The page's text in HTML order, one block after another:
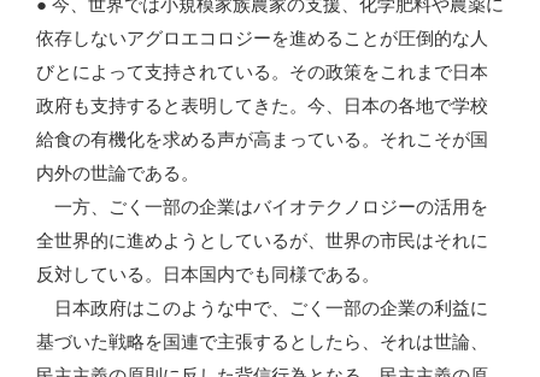
依存しないアグロエコロジーを進めることが圧倒的な人
びとによって支持されている。その政策をこれまで日本
政府も支持すると表明してきた。今、日本の各地で学校
給食の有機化を求める声が高まっている。それこそが国
内外の世論である。
一方、ごく一部の企業はバイオテクノロジーの活用を
全世界的に進めようとしているが、世界の市民はそれに
反対している。日本国内でも同様である。
日本政府はこのような中で、ごく一部の企業の利益に
基づいた戦略を国連で主張するとしたら、それは世論、